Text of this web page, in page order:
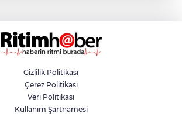
Aslı Hünel’den Bursa Festivali’nde
unutulmaz gece
Osmangazi Belediyesi istihdama köprü
olmayı sürdürüyor
Gizlilik Politikası
Çerez Politikası
Veri Politikası
Kullanım Şartnamesi